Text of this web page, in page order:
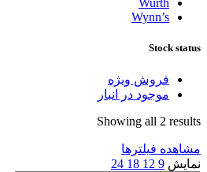
Wurth
Wynn’s
Stock status
فروش ویژه
موجود در انبار
Showing all 2 results
مشاهده فیلترها
نمایش 9
12
18
24